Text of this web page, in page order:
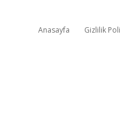
Anasayfa Gizlilik